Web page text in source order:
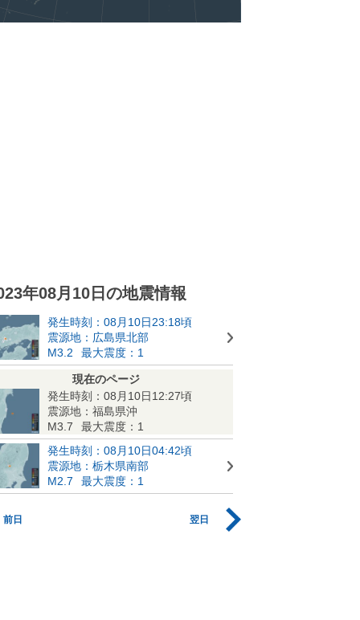
年08月10日の地震情報
発生時刻：08月10日23:18頃
震源地：広島県北部
M3.2
最大震度：1
現在のページ
発生時刻：08月10日12:27頃
震源地：福島県沖
M3.7
最大震度：1
発生時刻：08月10日04:42頃
震源地：栃木県南部
M2.7
最大震度：1
前日 翌日